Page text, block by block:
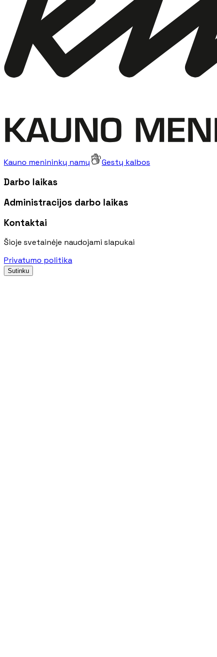
Kauno menininkų namų Gestų kalbos
Darbo laikas
Administracijos darbo laikas
Kontaktai
Šioje svetainėje naudojami slapukai
Privatumo politika
Sutinku